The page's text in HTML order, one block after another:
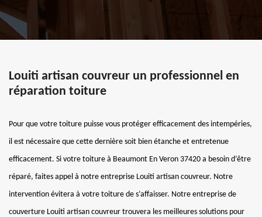
Louiti artisan couvreur un professionnel en
réparation toiture
Pour que votre toiture puisse vous protéger efficacement des intempéries,
il est nécessaire que cette dernière soit bien étanche et entretenue
efficacement. Si votre toiture à Beaumont En Veron 37420 a besoin d’être
réparé, faites appel à notre entreprise Louiti artisan couvreur. Notre
intervention évitera à votre toiture de s’affaisser. Notre entreprise de
couverture Louiti artisan couvreur trouvera les meilleures solutions pour